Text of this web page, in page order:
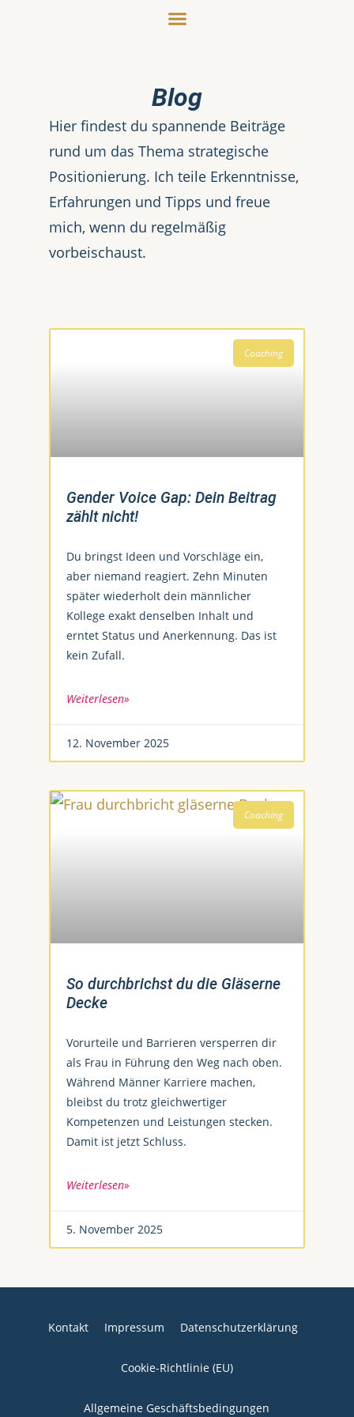
Blog
Hier findest du spannende Beiträge
rund um das Thema strategische
Positionierung. Ich teile Erkenntnisse,
Erfahrungen und Tipps und freue
mich, wenn du regelmäßig
vorbeischaust.
Coaching
Gender Voice Gap: Dein Beitrag
zählt nicht!
Du bringst Ideen und Vorschläge ein,
aber niemand reagiert. Zehn Minuten
später wiederholt dein männlicher
Kollege exakt denselben Inhalt und
erntet Status und Anerkennung. Das ist
kein Zufall.
Weiterlesen»
12. November 2025
Coaching
So durchbrichst du die Gläserne
Decke
Vorurteile und Barrieren versperren dir
als Frau in Führung den Weg nach oben.
Während Männer Karriere machen,
bleibst du trotz gleichwertiger
Kompetenzen und Leistungen stecken.
Damit ist jetzt Schluss.
Weiterlesen»
5. November 2025
Kontakt Impressum Datenschutzerklärung
Cookie-Richtlinie (EU)
Allgemeine Geschäftsbedingungen